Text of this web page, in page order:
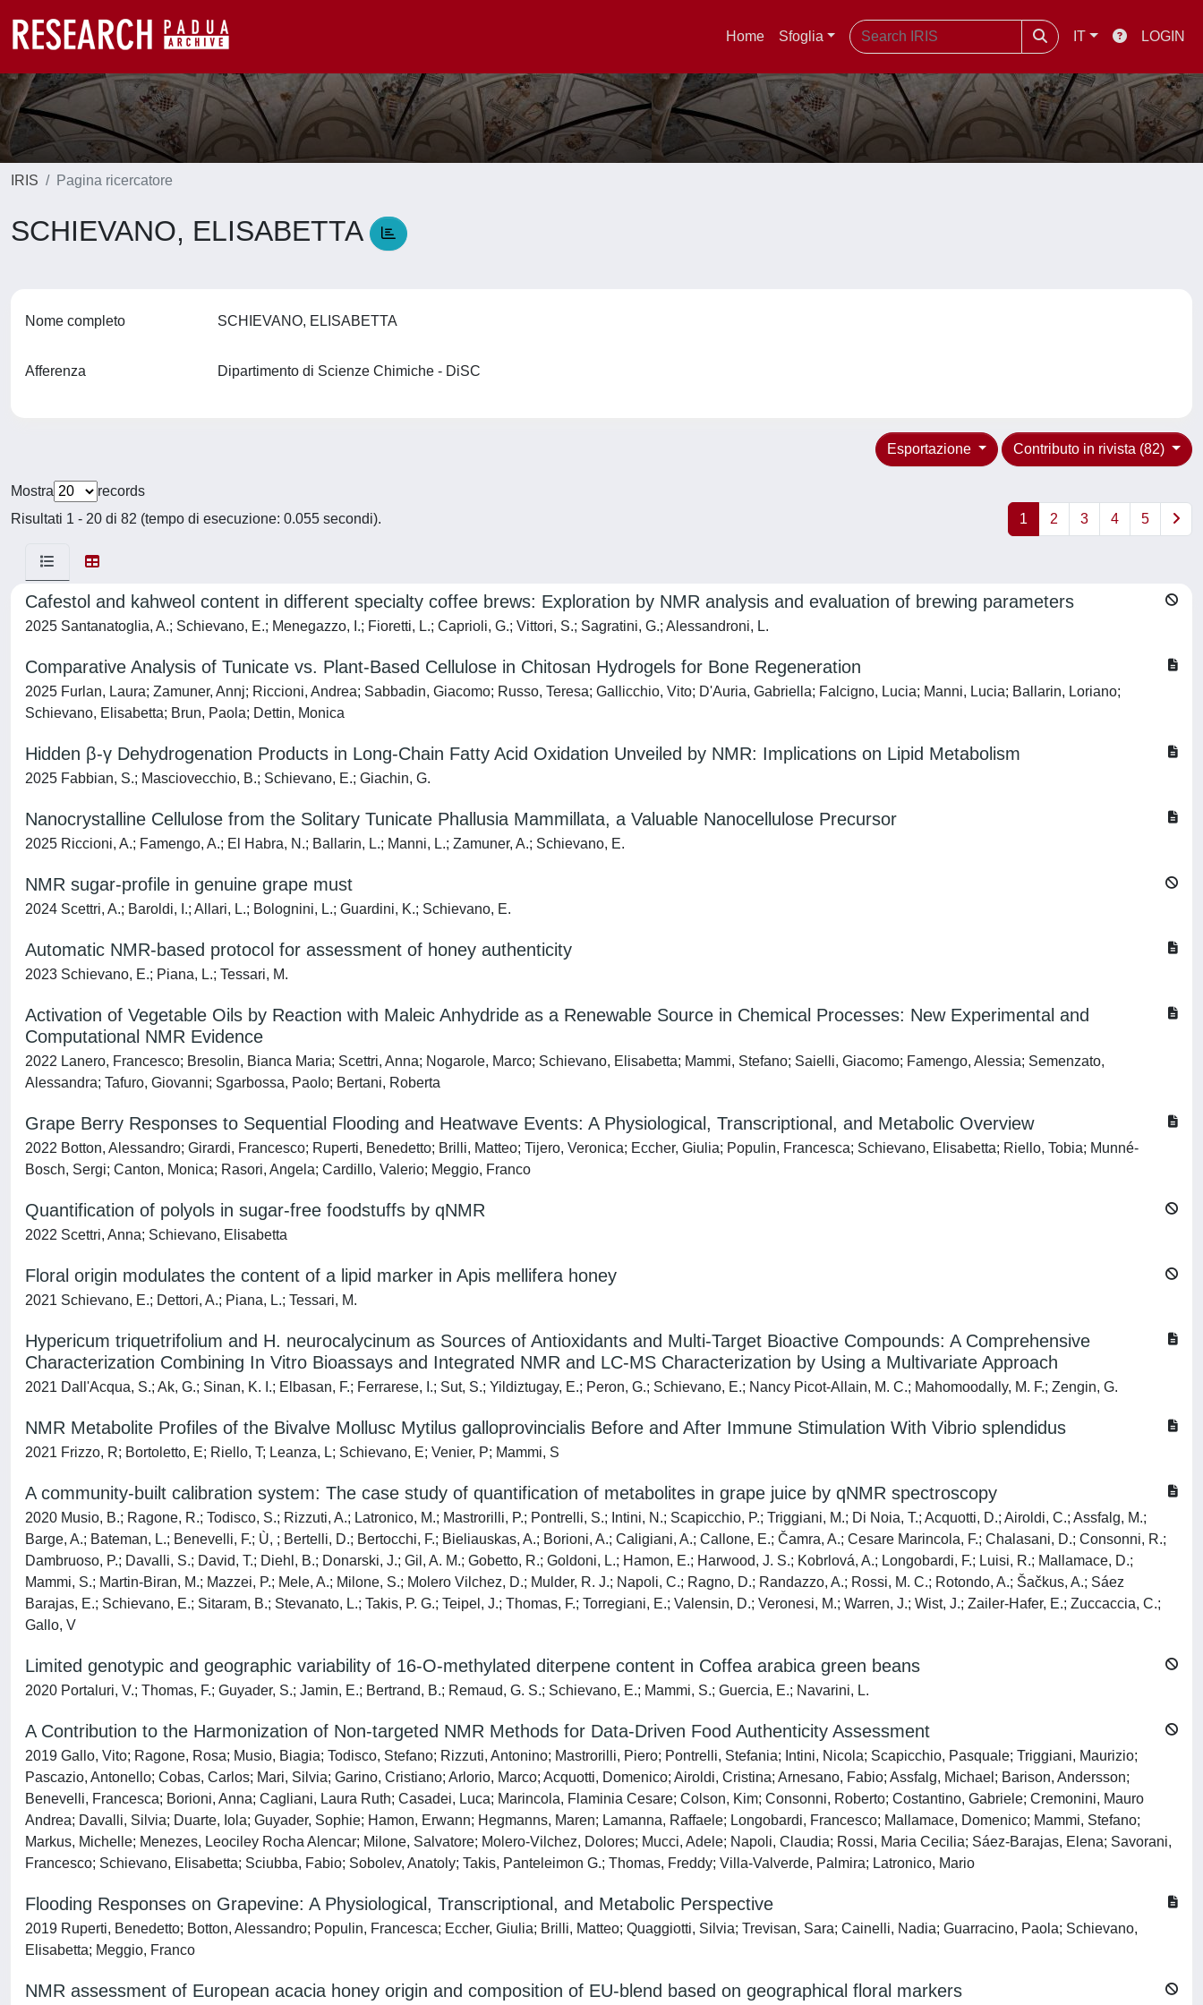
Home Sfoglia IT LOGIN
IRIS Pagina ricercatore
SCHIEVANO, ELISABETTA
Nome completo SCHIEVANO, ELISABETTA
Afferenza Dipartimento di Scienze Chimiche - DiSC
Contributo in rivista (82)
Esportazione
Mostra
records
Risultati 1 - 20 di 82 (tempo di esecuzione: 0.055 secondi).
1 2 3 4 5
Cafestol and kahweol content in different specialty coffee brews: Exploration by NMR analysis and evaluation of brewing parameters
2025 Santanatoglia, A.; Schievano, E.; Menegazzo, I.; Fioretti, L.; Caprioli, G.; Vittori, S.; Sagratini, G.; Alessandroni, L.
Comparative Analysis of Tunicate vs. Plant-Based Cellulose in Chitosan Hydrogels for Bone Regeneration
2025 Furlan, Laura; Zamuner, Annj; Riccioni, Andrea; Sabbadin, Giacomo; Russo, Teresa; Gallicchio, Vito; D'Auria, Gabriella; Falcigno, Lucia; Manni, Lucia; Ballarin, Loriano;
Schievano, Elisabetta; Brun, Paola; Dettin, Monica
Hidden β-γ Dehydrogenation Products in Long-Chain Fatty Acid Oxidation Unveiled by NMR: Implications on Lipid Metabolism
2025 Fabbian, S.; Masciovecchio, B.; Schievano, E.; Giachin, G.
Nanocrystalline Cellulose from the Solitary Tunicate Phallusia Mammillata, a Valuable Nanocellulose Precursor
2025 Riccioni, A.; Famengo, A.; El Habra, N.; Ballarin, L.; Manni, L.; Zamuner, A.; Schievano, E.
NMR sugar-profile in genuine grape must
2024 Scettri, A.; Baroldi, I.; Allari, L.; Bolognini, L.; Guardini, K.; Schievano, E.
Automatic NMR-based protocol for assessment of honey authenticity
2023 Schievano, E.; Piana, L.; Tessari, M.
Activation of Vegetable Oils by Reaction with Maleic Anhydride as a Renewable Source in Chemical Processes: New Experimental and
Computational NMR Evidence
2022 Lanero, Francesco; Bresolin, Bianca Maria; Scettri, Anna; Nogarole, Marco; Schievano, Elisabetta; Mammi, Stefano; Saielli, Giacomo; Famengo, Alessia; Semenzato,
Alessandra; Tafuro, Giovanni; Sgarbossa, Paolo; Bertani, Roberta
Grape Berry Responses to Sequential Flooding and Heatwave Events: A Physiological, Transcriptional, and Metabolic Overview
2022 Botton, Alessandro; Girardi, Francesco; Ruperti, Benedetto; Brilli, Matteo; Tijero, Veronica; Eccher, Giulia; Populin, Francesca; Schievano, Elisabetta; Riello, Tobia; Munné-
Bosch, Sergi; Canton, Monica; Rasori, Angela; Cardillo, Valerio; Meggio, Franco
Quantification of polyols in sugar-free foodstuffs by qNMR
2022 Scettri, Anna; Schievano, Elisabetta
Floral origin modulates the content of a lipid marker in Apis mellifera honey
2021 Schievano, E.; Dettori, A.; Piana, L.; Tessari, M.
Hypericum triquetrifolium and H. neurocalycinum as Sources of Antioxidants and Multi-Target Bioactive Compounds: A Comprehensive
Characterization Combining In Vitro Bioassays and Integrated NMR and LC-MS Characterization by Using a Multivariate Approach
2021 Dall'Acqua, S.; Ak, G.; Sinan, K. I.; Elbasan, F.; Ferrarese, I.; Sut, S.; Yildiztugay, E.; Peron, G.; Schievano, E.; Nancy Picot-Allain, M. C.; Mahomoodally, M. F.; Zengin, G.
NMR Metabolite Profiles of the Bivalve Mollusc Mytilus galloprovincialis Before and After Immune Stimulation With Vibrio splendidus
2021 Frizzo, R; Bortoletto, E; Riello, T; Leanza, L; Schievano, E; Venier, P; Mammi, S
A community-built calibration system: The case study of quantification of metabolites in grape juice by qNMR spectroscopy
2020 Musio, B.; Ragone, R.; Todisco, S.; Rizzuti, A.; Latronico, M.; Mastrorilli, P.; Pontrelli, S.; Intini, N.; Scapicchio, P.; Triggiani, M.; Di Noia, T.; Acquotti, D.; Airoldi, C.; Assfalg, M.;
Barge, A.; Bateman, L.; Benevelli, F.; Ù, ; Bertelli, D.; Bertocchi, F.; Bieliauskas, A.; Borioni, A.; Caligiani, A.; Callone, E.; Čamra, A.; Cesare Marincola, F.; Chalasani, D.; Consonni, R.;
Dambruoso, P.; Davalli, S.; David, T.; Diehl, B.; Donarski, J.; Gil, A. M.; Gobetto, R.; Goldoni, L.; Hamon, E.; Harwood, J. S.; Kobrlová, A.; Longobardi, F.; Luisi, R.; Mallamace, D.;
Mammi, S.; Martin-Biran, M.; Mazzei, P.; Mele, A.; Milone, S.; Molero Vilchez, D.; Mulder, R. J.; Napoli, C.; Ragno, D.; Randazzo, A.; Rossi, M. C.; Rotondo, A.; Šačkus, A.; Sáez
Barajas, E.; Schievano, E.; Sitaram, B.; Stevanato, L.; Takis, P. G.; Teipel, J.; Thomas, F.; Torregiani, E.; Valensin, D.; Veronesi, M.; Warren, J.; Wist, J.; Zailer-Hafer, E.; Zuccaccia, C.;
Gallo, V
Limited genotypic and geographic variability of 16-O-methylated diterpene content in Coffea arabica green beans
2020 Portaluri, V.; Thomas, F.; Guyader, S.; Jamin, E.; Bertrand, B.; Remaud, G. S.; Schievano, E.; Mammi, S.; Guercia, E.; Navarini, L.
A Contribution to the Harmonization of Non-targeted NMR Methods for Data-Driven Food Authenticity Assessment
2019 Gallo, Vito; Ragone, Rosa; Musio, Biagia; Todisco, Stefano; Rizzuti, Antonino; Mastrorilli, Piero; Pontrelli, Stefania; Intini, Nicola; Scapicchio, Pasquale; Triggiani, Maurizio;
Pascazio, Antonello; Cobas, Carlos; Mari, Silvia; Garino, Cristiano; Arlorio, Marco; Acquotti, Domenico; Airoldi, Cristina; Arnesano, Fabio; Assfalg, Michael; Barison, Andersson;
Benevelli, Francesca; Borioni, Anna; Cagliani, Laura Ruth; Casadei, Luca; Marincola, Flaminia Cesare; Colson, Kim; Consonni, Roberto; Costantino, Gabriele; Cremonini, Mauro
Andrea; Davalli, Silvia; Duarte, Iola; Guyader, Sophie; Hamon, Erwann; Hegmanns, Maren; Lamanna, Raffaele; Longobardi, Francesco; Mallamace, Domenico; Mammi, Stefano;
Markus, Michelle; Menezes, Leociley Rocha Alencar; Milone, Salvatore; Molero-Vilchez, Dolores; Mucci, Adele; Napoli, Claudia; Rossi, Maria Cecilia; Sáez-Barajas, Elena; Savorani,
Francesco; Schievano, Elisabetta; Sciubba, Fabio; Sobolev, Anatoly; Takis, Panteleimon G.; Thomas, Freddy; Villa-Valverde, Palmira; Latronico, Mario
Flooding Responses on Grapevine: A Physiological, Transcriptional, and Metabolic Perspective
2019 Ruperti, Benedetto; Botton, Alessandro; Populin, Francesca; Eccher, Giulia; Brilli, Matteo; Quaggiotti, Silvia; Trevisan, Sara; Cainelli, Nadia; Guarracino, Paola; Schievano,
Elisabetta; Meggio, Franco
NMR assessment of European acacia honey origin and composition of EU-blend based on geographical floral markers